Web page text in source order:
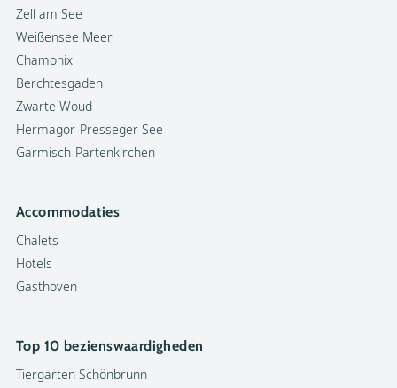
Zell am See
Weißensee Meer
Chamonix
Berchtesgaden
Zwarte Woud
Hermagor-Presseger See
Garmisch-Partenkirchen
Accommodaties
Chalets
Hotels
Gasthoven
Top 10 bezienswaardigheden
Tiergarten Schönbrunn